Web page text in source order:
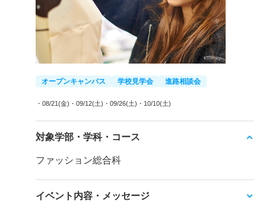
オープンキャンパス 学校見学会 進路相談会
・08/21(金) ・09/12(土) ・09/26(土) ・10/10(土)
対象学部・学科・コース
ファッション総合科
イベント内容・メッセージ